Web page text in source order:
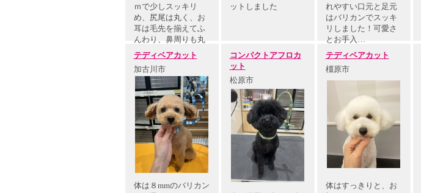
ｍで少しスッキリ
め、尻尾は丸く、お
耳は毛先を揃えてふ
んわり、鼻周りも丸
く可愛くな…
ットしました
れやすい口元と足元
はバリカンでスッキ
リしました！可愛さ
とお手入…
テディベアカット
加古川市
体は８mmのバリカン
コンパクトアフロカ
ット
松原市
テディベアカット
橿原市
体はすっきりと、お